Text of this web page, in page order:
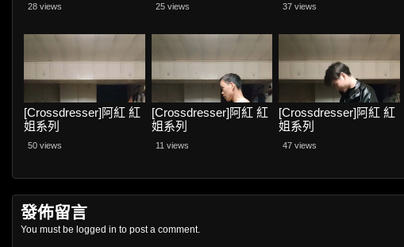
28 views 25 views 37 views
[Crossdresser]阿紅 紅
姐系列
50 views
[Crossdresser]阿紅 紅
姐系列
11 views
[Crossdresser]阿紅 紅
姐系列
47 views
發佈留言
You must be logged in to post a comment.